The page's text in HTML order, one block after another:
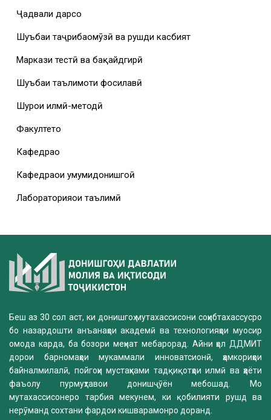
Ҷадвали дарсҳо
Шуъбаи таҷрибаомӯзӣ ва рушди касбият
Маркази тестӣ ва бақайдгирӣ
Шуъбаи таълимоти фосилавӣ
Шурои илмӣ-методӣ
Факултетҳо
Кафедраҳо
Кафедраҳои умумидонишгоҳӣ
Лабораторияҳои таълимӣ
Беш аз 30 сол аст, ки донишгоҳ мутахассисони соҳибтахассусро
бо назардошти анъанаҳои академӣ ва технологияҳои муосир
омода карда, ба бозори меҳнат мебарорад. Айни ҳол ДДМИТ
дорои барномаҳои мукаммали инноватсионӣ, ҳамкориҳои
байналмилалӣ, пойгоҳи мустаҳками тадқиқотҳои илмӣ ва ҳаёти
фаъолу пурмуҳтавои донишҷӯён мебошад. Мо
мутахассисонеро тарбия мекунем, ки қобилияти рушд ва
нерӯманд сохтани фардои кишварамонро доранд.